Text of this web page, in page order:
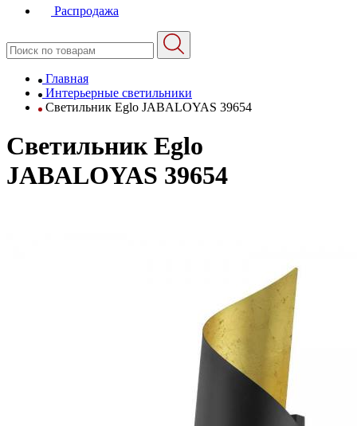
Распродажа
Главная
Интерьерные светильники
Светильник Eglo JABALOYAS 39654
Светильник Eglo
JABALOYAS 39654